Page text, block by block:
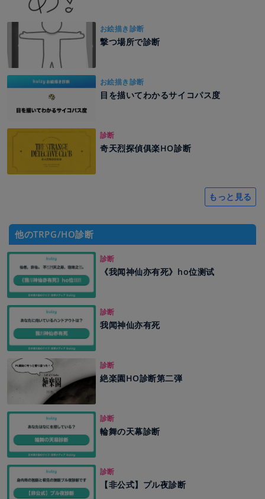
お絵描き診断
撃つ場所で診断
お絵描き診断
目を描いてわかるサイコパス度
診断
奇天烈探偵俱楽HO診断
もっと見る
他のTRPG/HO診断
診断
《我闻神仙亦有死》ho位测试
診断
我闻神仙亦有死
診断
絶楽園HO診断第二弾
診断
輪舞の天幕診断
診断
【非公式】プル夜診断